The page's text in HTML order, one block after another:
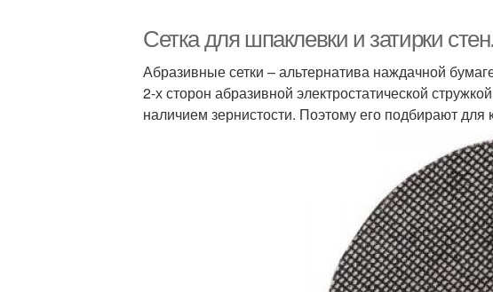
Сетка для шпаклевки и затирки
Абразивные сетки – альтернатива наждачной
2-х сторон абразивной электростатической
наличием зернистости. Поэтому его подбирают для